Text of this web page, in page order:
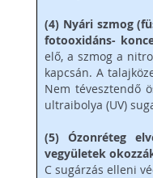
(4) Nyári szmog
fotooxidáns-
elő, a szmog a
kapcsán. A
Nem tévesztendő
ultraibolya (UV)
(5) Ózonréteg
vegyületek
C sugárzás elleni